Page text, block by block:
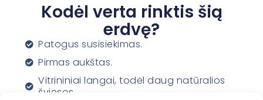
Kodėl verta rinktis šią
erdvę?​
Patogus susisiekimas.
Pirmas aukštas.
Vitrininiai langai, todėl daug natūralios
šviesos.